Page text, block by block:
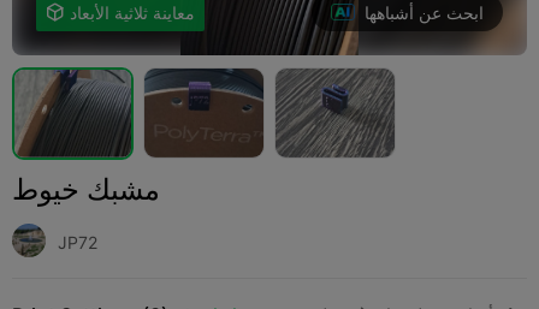
 معاينة ثلاثية الأبعاد ابحث عن أشباهها
مشبك خيوط
JP72